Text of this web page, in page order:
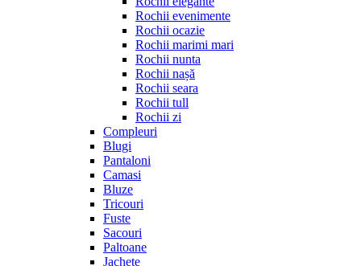
Rochii evenimente
Rochii ocazie
Rochii marimi mari
Rochii nunta
Rochii nașă
Rochii seara
Rochii tull
Rochii zi
Compleuri
Blugi
Pantaloni
Camasi
Bluze
Tricouri
Fuste
Sacouri
Paltoane
Jachete